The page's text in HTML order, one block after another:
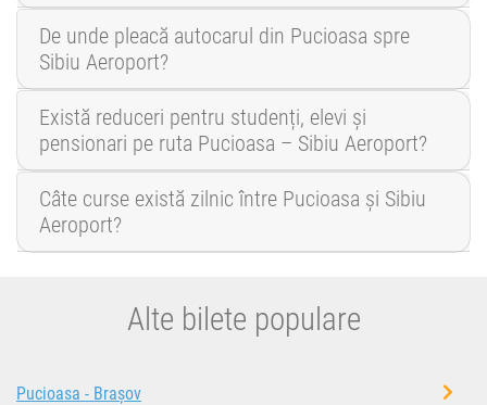
De unde pleacă autocarul din Pucioasa spre
Sibiu Aeroport?
Există reduceri pentru studenți, elevi și
pensionari pe ruta Pucioasa – Sibiu Aeroport?
Câte curse există zilnic între Pucioasa și Sibiu
Aeroport?
Alte bilete populare
Pucioasa - Brașov